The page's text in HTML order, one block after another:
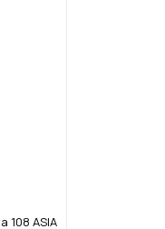
108 ASIA